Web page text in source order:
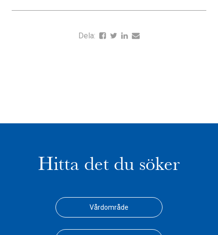
Dela:
Hitta det du söker
Vårdområde